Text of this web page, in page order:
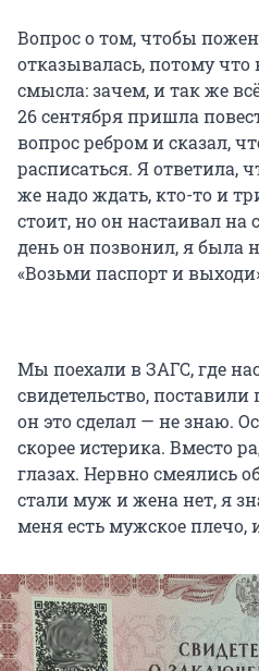
Вопрос о том, чтобы
отказывалась, потому что
смысла: зачем, и так же
26 сентября пришла
вопрос ребром и сказал,
расписаться. Я ответила,
же надо ждать, кто-то и
стоит, но он настаивал
день он позвонил, я была
«Возьми паспорт и
Мы поехали в ЗАГС, где
свидетельство,
он это сделал — не знаю.
скорее истерика. Вместо
глазах. Нервно смеялись
стали муж и жена нет, я
меня есть мужское плечо,